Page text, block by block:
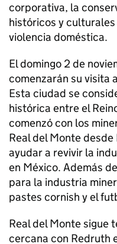
corporativa, la
históricos y
violencia doméstica.
El domingo 2 de
comenzarán su visita
Esta ciudad se
histórica entre el
comenzó con los
Real del Monte
ayudar a revivir la
en México. Además
para la industria
pastes cornish y el
Real del Monte sigue
cercana con Redruth